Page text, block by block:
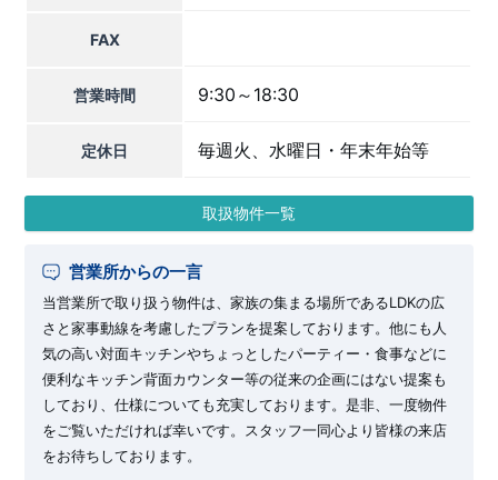
FAX
営業時間 9:30～18:30
定休日 毎週火、水曜日・年末年始等
取扱物件一覧
営業所からの一言
当営業所で取り扱う物件は、家族の集まる場所であるLDKの広
さと家事動線を考慮したプランを提案しております。他にも人
気の高い対面キッチンやちょっとしたパーティー・食事などに
便利なキッチン背面カウンター等の従来の企画にはない提案も
しており、仕様についても充実しております。是非、一度物件
をご覧いただければ幸いです。スタッフ一同心より皆様の来店
をお待ちしております。